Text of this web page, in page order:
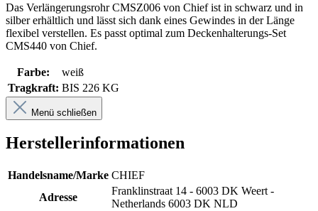
Das Verlängerungsrohr CMSZ006 von Chief ist in schwarz und in
silber erhältlich und lässt sich dank eines Gewindes in der Länge
flexibel verstellen. Es passt optimal zum Deckenhalterungs-Set
CMS440 von Chief.
Farbe:
weiß
Tragkraft: BIS 226 KG
Menü schließen
Herstellerinformationen
Handelsname/Marke CHIEF
Adresse
Franklinstraat 14 - 6003 DK Weert -
Netherlands 6003 DK NLD